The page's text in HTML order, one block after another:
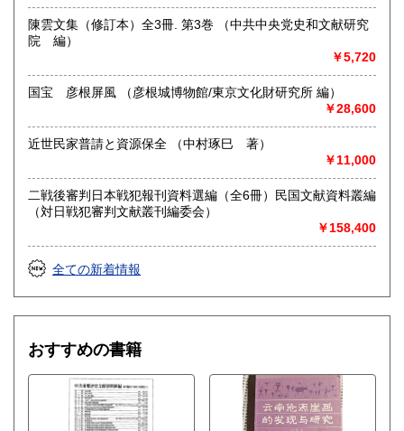
陳雲文集（修訂本）全3冊. 第3巻 （中共中央党史和文献研究
院 編）
￥5,720
国宝 彦根屏風 （彦根城博物館/東京文化財研究所 編）
￥28,600
近世民家普請と資源保全 （中村琢巳 著）
￥11,000
二戦後審判日本戦犯報刊資料選編（全6冊）民国文献資料叢編
（対日戦犯審判文献叢刊編委会）
￥158,400
全ての新着情報
おすすめの書籍